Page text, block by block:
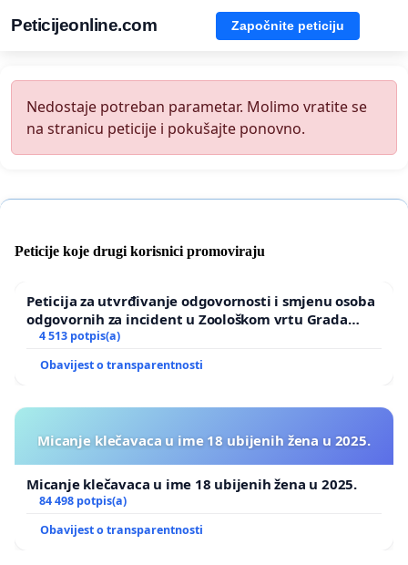
Peticijeonline.com Započnite peticiju
Nedostaje potreban parametar. Molimo vratite se
na stranicu peticije i pokušajte ponovno.
Peticije koje drugi korisnici promoviraju
Peticija za utvrđivanje odgovornosti i smjenu osoba
odgovornih za incident u Zoološkom vrtu Grada
Zagreba
4 513 potpis(a)
Obavijest o transparentnosti
Micanje klečavaca u ime 18 ubijenih žena u 2025.
Micanje klečavaca u ime 18 ubijenih žena u 2025.
84 498 potpis(a)
Obavijest o transparentnosti